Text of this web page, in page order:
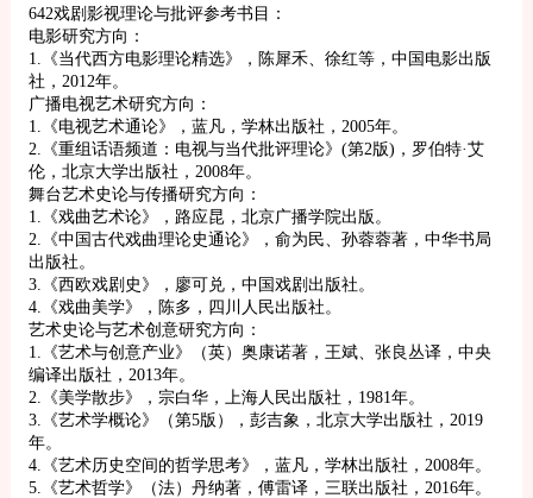
642戏剧影视理论与批评参考书目：
电影研究方向：
1.《当代西方电影理论精选》，陈犀禾、徐红等，中国电影出版
社，2012年。
广播电视艺术研究方向：
1.《电视艺术通论》，蓝凡，学林出版社，2005年。
2.《重组话语频道：电视与当代批评理论》(第2版)，罗伯特·艾
伦，北京大学出版社，2008年。
舞台艺术史论与传播研究方向：
1.《戏曲艺术论》，路应昆，北京广播学院出版。
2.《中国古代戏曲理论史通论》，俞为民、孙蓉蓉著，中华书局
出版社。
3.《西欧戏剧史》，廖可兑，中国戏剧出版社。
4.《戏曲美学》，陈多，四川人民出版社。
艺术史论与艺术创意研究方向：
1.《艺术与创意产业》（英）奥康诺著，王斌、张良丛译，中央
编译出版社，2013年。
2.《美学散步》，宗白华，上海人民出版社，1981年。
3.《艺术学概论》（第5版），彭吉象，北京大学出版社，2019
年。
4.《艺术历史空间的哲学思考》，蓝凡，学林出版社，2008年。
5.《艺术哲学》（法）丹纳著，傅雷译，三联出版社，2016年。